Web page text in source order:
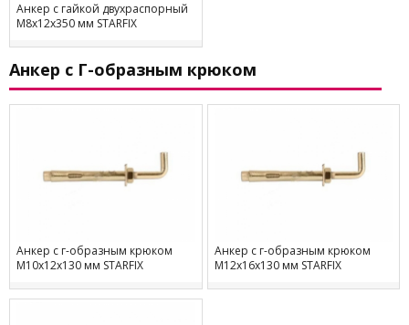
Анкер с гайкой двухраспорный
М8х12х350 мм STARFIX
Анкер с Г-образным крюком
Анкер с г-образным крюком
М10х12х130 мм STARFIX
Анкер с г-образным крюком
М12х16х130 мм STARFIX